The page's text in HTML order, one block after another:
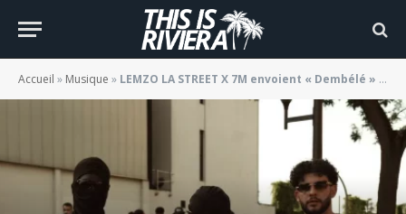
Accueil » Musique » LEMZO LA STREET X 7M envoient « Dembélé » sur le terrain